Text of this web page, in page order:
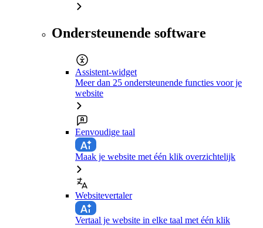
Ondersteunende software
Assistent-widget
Meer dan 25 ondersteunende functies voor je
website
Eenvoudige taal
Maak je website met één klik overzichtelijk
Websitevertaler
Vertaal je website in elke taal met één klik